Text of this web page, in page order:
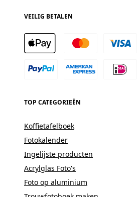
VEILIG BETALEN
TOP CATEGORIEËN
Koffietafelboek
Fotokalender
Ingelijste producten
Acrylglas Foto's
Foto op aluminium